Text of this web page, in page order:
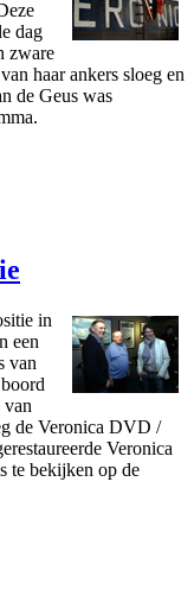
dag
zware
haar ankers sloeg en
de Geus was
in
een
van
de Veronica DVD /
Veronica
te bekijken op de